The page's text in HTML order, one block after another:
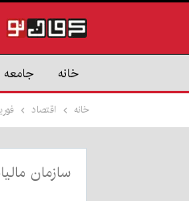
خانه جامعه
خانه اقتصاد
سازمان